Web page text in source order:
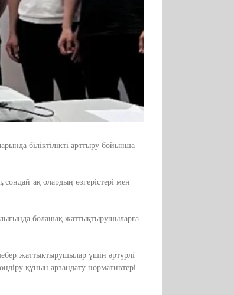
біліктілікті арттыру бойынша
ақ олардың өзгерістері мен
болашақ жаттықтырушыларға
жаттықтырушылар үшін әртүрлі
құнын арзандату нормативтері